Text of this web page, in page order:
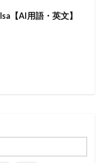
【AI用語・英文】